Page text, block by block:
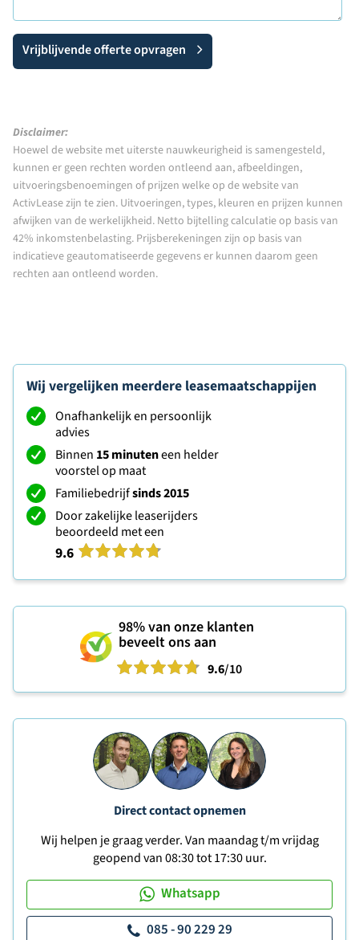
Vrijblijvende offerte opvragen
Disclaimer:
Hoewel de website met uiterste nauwkeurigheid is samengesteld,
kunnen er geen rechten worden ontleend aan, afbeeldingen,
uitvoeringsbenoemingen of prijzen welke op de website van
ActivLease zijn te zien. Uitvoeringen, types, kleuren en prijzen kunnen
afwijken van de werkelijkheid. Netto bijtelling calculatie op basis van
42% inkomstenbelasting. Prijsberekeningen zijn op basis van
indicatieve geautomatiseerde gegevens er kunnen daarom geen
rechten aan ontleend worden.
Wij vergelijken meerdere leasemaatschappijen
Onafhankelijk en persoonlijk
advies
Binnen 15 minuteneen helder
voorstel op maat
Familiebedrijfsinds 2015
Door zakelijke leaserijders
beoordeeld met een
9.6
98%van onze klanten
beveelt ons aan
9.6/10
Direct contact opnemen
Wij helpen je graag verder. Van maandag t/m vrijdag
geopend van 08:30 tot 17:30 uur.
Whatsapp
085 - 90 229 29